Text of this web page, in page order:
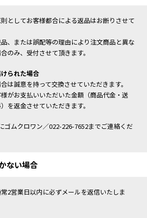
としてお客様都合による返品はお断りさせて
、または誤配等の理由により注文商品と異な
のみ、受付させて頂きます。
られた場合
は誠意を持って交換させていただきます。
がお支払いいただいた金額（商品代金・送
を返金させていただきます。
ゴムクロワン／022-226-7652までご連絡くだ
ない場合
2営業日以内に必ずメールを返信いたしま